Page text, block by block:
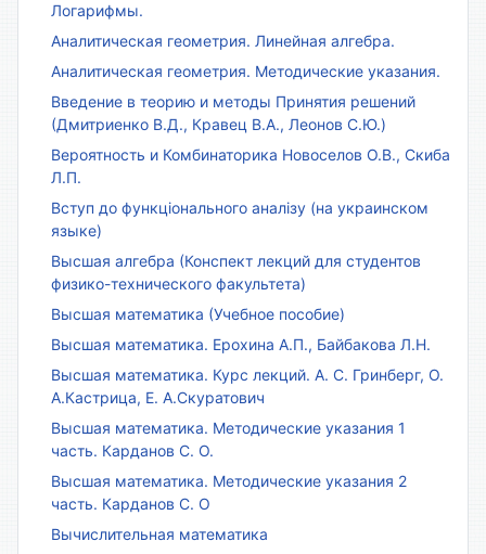
Логарифмы.
Аналитическая геометрия. Линейная алгебра.
Аналитическая геометрия. Методические указания.
Введение в теорию и методы Принятия решений
(Дмитриенко В.Д., Кравец В.А., Леонов С.Ю.)
Вероятность и Комбинаторика Новоселов О.В., Скиба
Л.П.
Вступ до функціонального аналізу (на украинском
языке)
Высшая алгебра (Конспект лекций для студентов
физико-технического факультета)
Высшая математика (Учебное пособие)
Высшая математика. Ерохина А.П., Байбакова Л.Н.
Высшая математика. Курс лекций. А. С. Гринберг, О.
А.Кастрица, Е. А.Скуратович
Высшая математика. Методические указания 1
часть. Карданов С. О.
Высшая математика. Методические указания 2
часть. Карданов С. О
Вычислительная математика